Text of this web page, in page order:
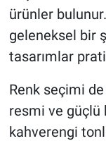
ürünler
geleneksel bir
tasarımlar
Renk seçimi
resmi ve güçlü
kahverengi